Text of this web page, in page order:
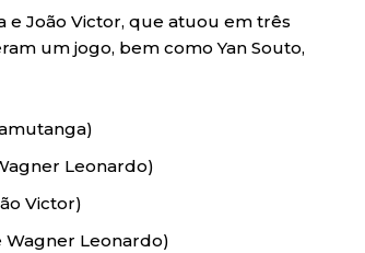
e João Victor, que atuou em três
um jogo, bem como Yan Souto,
Leonardo)
Victor)
Wagner Leonardo)